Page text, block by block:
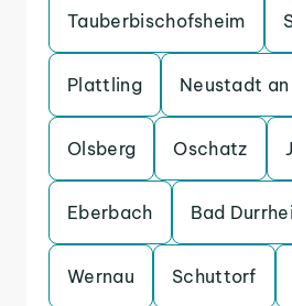
Tauberbischofsheim
Plattling Neustadt
Olsberg Oschatz
Eberbach Bad
Wernau Schuttorf